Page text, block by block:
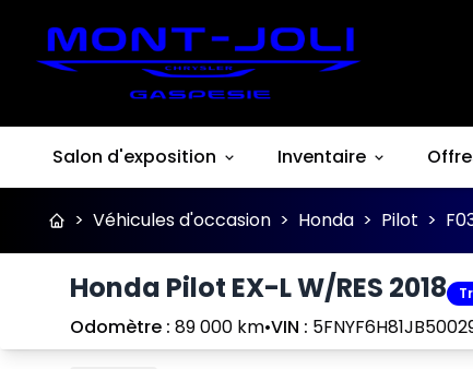
Salon d'exposition Inventaire
> Véhicules d'occasion > Honda > Pilot >
Honda Pilot EX-L W/RES 2018
Odomètre : 89 000 km•VIN :
Lire Précédent
Suivant